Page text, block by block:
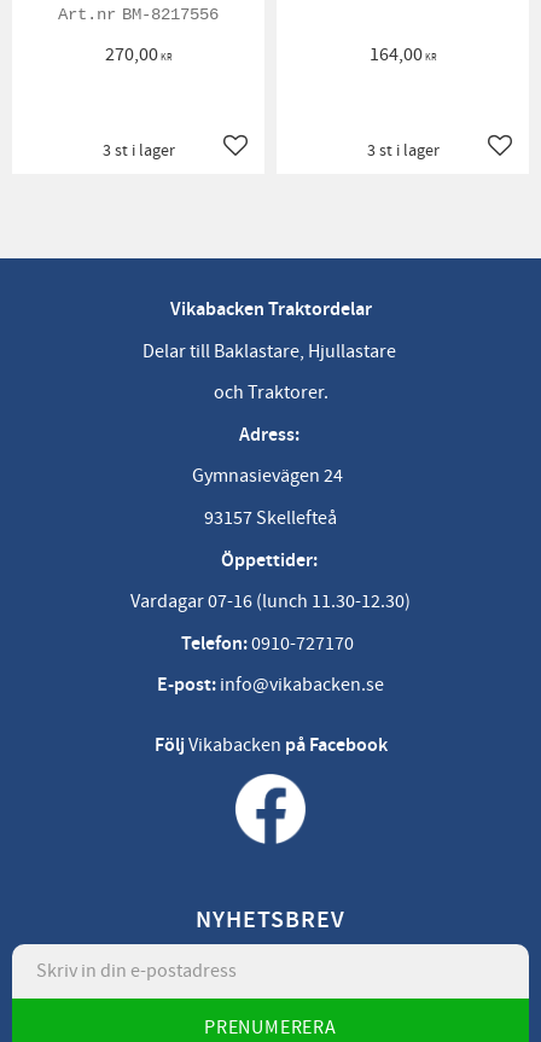
BM-8217556
270,00KR
Lägg till i favoriter
3 st i lager
164,00KR
3 st i lager
Vikabacken Traktordelar
Delar till Baklastare, Hjullastare
och Traktorer.
Adress:
Gymnasievägen 24
93157 Skellefteå
Öppettider:
Vardagar 07-16 (lunch 11.30-12.30)
Telefon:0910-727170
E-post: info@vikabacken.se
FöljVikabacken på Facebook
NYHETSBREV
PRENUMERERA